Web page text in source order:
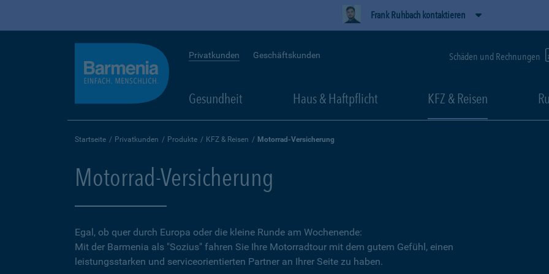
Frank Ruhbach kontaktieren
Privatkunden Geschäftskunden Schäden und Rechnungen
Gesundheit Haus & Haftpflicht KFZ & Reisen
Startseite Privatkunden Produkte KFZ & Reisen Motorrad-Versicherung
Motorrad-Versicherung
Egal, ob quer durch Europa oder die kleine Runde am Wochenende:
Mit der Barmenia als "Sozius" fahren Sie Ihre Motorradtour mit dem gutem Gefühl, einen
leistungsstarken und serviceorientierten Partner an Ihrer Seite zu haben.